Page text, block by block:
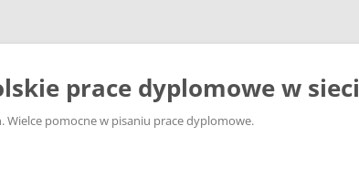
prace dyplomowe w sieci
Wielce pomocne w pisaniu prace dyplomowe.